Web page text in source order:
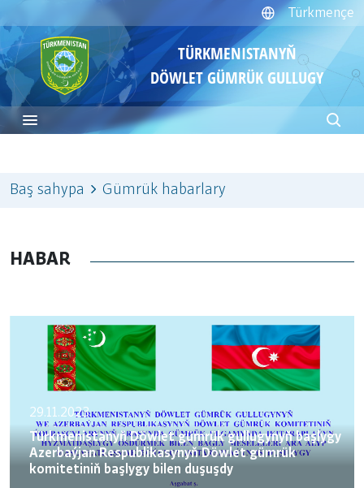
Türkmençe
TÜRKMENISTANYŇ
DÖWLET GÜMRÜK GULLUGY
Baş sahypa Gümrük habarlary
HABAR
29.11.2023
Türkmenistanyň Döwlet gümrük gullugynyň başlygy
Azerbaýjan Respublikasynyň Döwlet gümrük
komitetiniň başlygy bilen duşuşdy